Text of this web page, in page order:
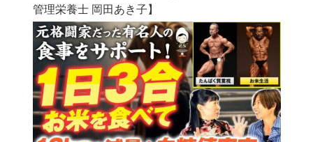
管理栄養士 岡田あき子】